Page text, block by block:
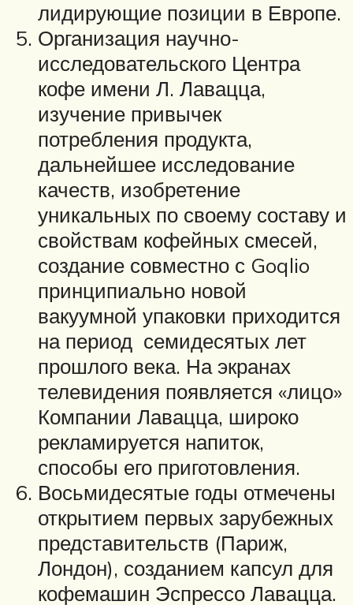
лидирующие позиции в Европе.
Организация научно-
исследовательского Центра
кофе имени Л. Лавацца,
изучение привычек
потребления продукта,
дальнейшее исследование
качеств, изобретение
уникальных по своему составу и
свойствам кофейных смесей,
создание совместно с Goqlio
принципиально новой
вакуумной упаковки приходится
на период семидесятых лет
прошлого века. На экранах
телевидения появляется «лицо»
Компании Лавацца, широко
рекламируется напиток,
способы его приготовления.
Восьмидесятые годы отмечены
открытием первых зарубежных
представительств (Париж,
Лондон), созданием капсул для
кофемашин Эспрессо Лавацца.